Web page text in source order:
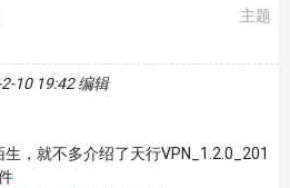
主题
10 19:42 编辑
，就不多介绍了天行VPN_1.2.0_201